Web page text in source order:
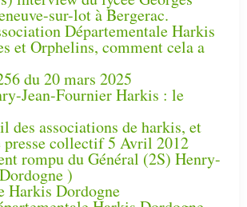
sur-lot à Bergerac.
Départementale Harkis
et Orphelins, comment cela a
du 20 mars 2025
Jean-Fournier Harkis : le
des associations de harkis, et
presse collectif 5 Avril 2012
rompu du Général (2S) Henry-
)
Harkis Dordogne